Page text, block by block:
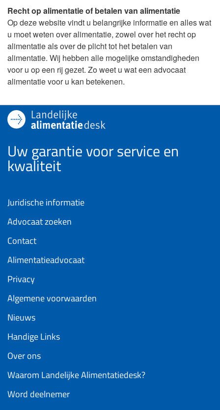
Recht op alimentatie of betalen van alimentatie
Op deze website vindt u belangrijke informatie en alles wat
u moet weten over alimentatie, zowel over het recht op
alimentatie als over de plicht tot het betalen van
alimentatie. Wij hebben alle mogelijke omstandigheden
voor u op een rij gezet. Zo weet u wat een advocaat
alimentatie voor u kan betekenen.
Uw garantie voor service en
kwaliteit
Juridische informatie
Advocaat zoeken
Contact
Alimentatieadvocaat
Privacy
Algemene voorwaarden
Nieuws
Handige Links
Over ons
Waarom Landelijke Alimentatiedesk?
Word deelnemer